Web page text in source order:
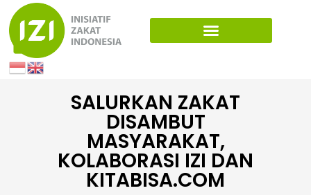
SALURKAN ZAKAT
DISAMBUT
MASYARAKAT,
KOLABORASI IZI DAN
KITABISA.COM